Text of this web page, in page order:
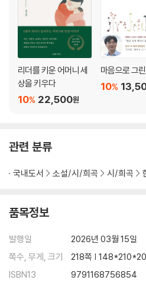
· 그건 사랑입니다
· 하루가 짧아진 이유
· 구름 예쁜 날
· 궁금해요
· 비질
· 사랑을 하다 보면
· 향기
· 가슴에 돌을 안고
· 마음속 그 자리
· 혼자여도
· 갈대밭
· 이별의 색깔 슬픔의 향기
· 세상은 이토록 예쁜데
· 겨울의 이별
리더를 키운 어머니 세
상을 키우다
22,500원
10%
마음으로 그
10%
관련 분류
국내도서 소설/시/희곡 시/희곡
품목정보
발행일
2026년 03월 15일
쪽수, 무게, 크기
218쪽 |
ISBN13
9791168756854